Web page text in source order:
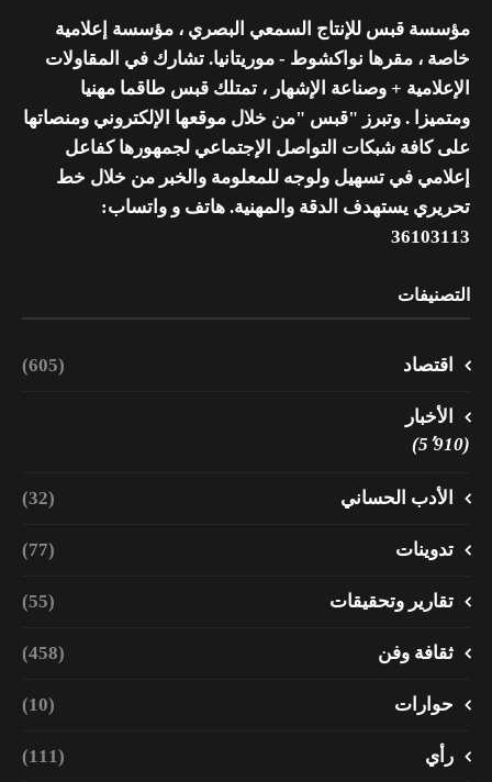
مؤسسة قبس للإنتاج السمعي البصري ، مؤسسة إعلامية
خاصة ، مقرها نواكشوط - موريتانيا. تشارك في المقاولات
الإعلامية + وصناعة الإشهار ، تمتلك قبس طاقما مهنيا
ومتميزا . وتبرز "قبس "من خلال موقعها الإلكتروني ومنصاتها
على كافة شبكات التواصل الإجتماعي لجمهورها كفاعل
إعلامي في تسهيل ولوجه للمعلومة والخبر من خلال خط
تحريري يستهدف الدقة والمهنية. هاتف و واتساب:
36103113
التصنيفات
اقتصاد (605)
الأخبار
(5٬910)
الأدب الحساني (32)
تدوينات (77)
تقارير وتحقيقات (55)
ثقافة وفن (458)
حوارات (10)
رأي (111)